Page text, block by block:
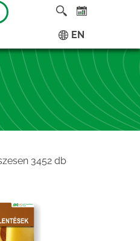
EN
3452 dbSorted